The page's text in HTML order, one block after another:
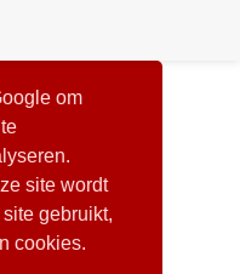
om
site wordt
gebruikt,
cookies.